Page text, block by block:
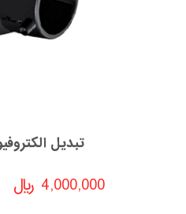
تبدیل الکتروفیوژن
﷼ 4,000,000